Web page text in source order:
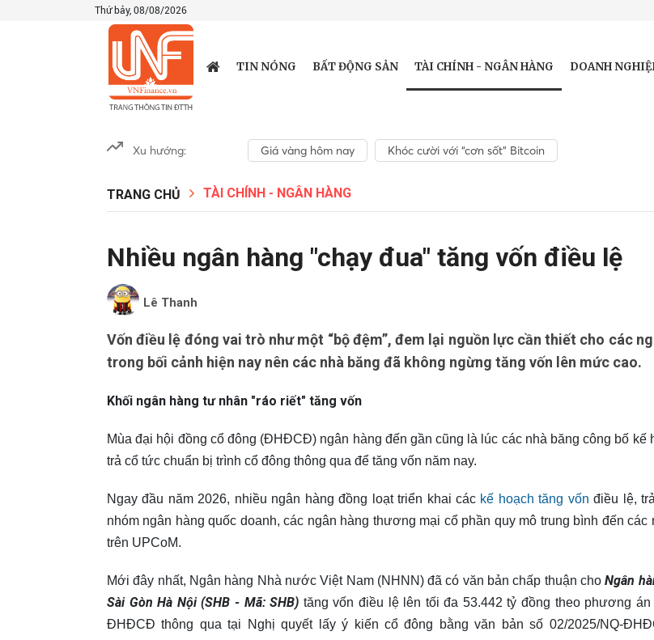
Thứ bảy, 08/08/2026
TIN NÓNG BẤT ĐỘNG SẢN TÀI CHÍNH - NGÂN HÀNG DOANH
Xu hướng: Giá vàng hôm nay Khóc cười với “cơn sốt” Bitcoin
TRANG CHỦ TÀI CHÍNH - NGÂN HÀNG
Nhiều ngân hàng "chạy đua" tăng vốn điều lệ
Lê Thanh
Vốn điều lệ đóng vai trò như một “bộ đệm”, đem lại nguồn lực cần thiết cho các
trong bối cảnh hiện nay nên các nhà băng đã không ngừng tăng vốn lên mức cao.
Khối ngân hàng tư nhân "ráo riết" tăng vốn
Mùa đại hội đồng cổ đông (ĐHĐCĐ) ngân hàng đến gần cũng là lúc các nhà băng công bố kế
trả cổ tức chuẩn bị trình cổ đông thông qua để tăng vốn năm nay.
Ngay đầu năm 2026, nhiều ngân hàng đồng loạt triển khai các kế hoạch tăng vốnđiều lệ,
nhóm ngân hàng quốc doanh, các ngân hàng thương mại cổ phần quy mô trung bình đến các
trên UPCoM.
Mới đây nhất, Ngân hàng Nhà nước Việt Nam (NHNN) đã có văn bản chấp thuận choNgân
Sài Gòn Hà Nội (SHB - Mã: SHB) tăng vốn điều lệ lên tối đa 53.442 tỷ đồng theo phương
ĐHĐCĐ thông qua tại Nghị quyết lấy ý kiến cổ đông bằng văn bản số 02/2025/NQ-